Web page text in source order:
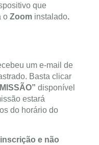
que
o Zoom instalado.
um e-mail de
Basta clicar
disponível
estará
do horário do
e não